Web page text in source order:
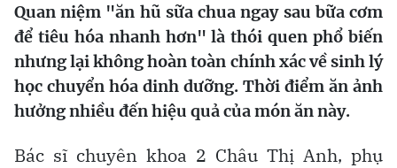
Quan niệm "ăn hũ sữa chua ngay sau bữa cơm
để tiêu hóa nhanh hơn" là thói quen phổ biến
nhưng lại không hoàn toàn chính xác về sinh lý
học chuyển hóa dinh dưỡng. Thời điểm ăn ảnh
hưởng nhiều đến hiệu quả của món ăn này.
Bác sĩ chuyên khoa 2 Châu Thị Anh, phụ